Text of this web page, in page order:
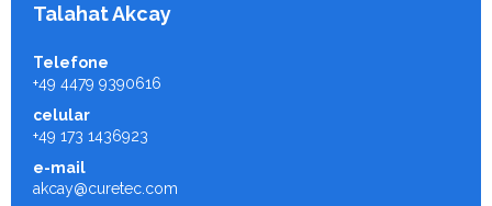
Talahat Akcay
Telefone
+49 4479 9390616
celular
+49 173 1436923
e-mail
akcay@curetec.com